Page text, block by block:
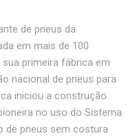
de pneus da
em mais de 100
primeira fábrica em
nacional de pneus para
iniciou a construção
no uso do Sistema
de pneus sem costura